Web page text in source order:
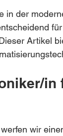
in der
Artikel
in
wir